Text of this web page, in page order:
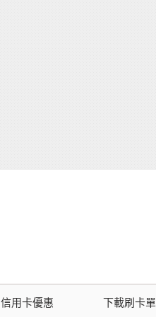
信用卡優惠 下載刷卡單